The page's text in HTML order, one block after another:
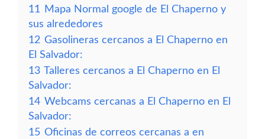
11
Mapa Normal google de El Chaperno y
sus alrededores
12 Gasolineras cercanos a El Chaperno en
El Salvador:
13 Talleres cercanos a El Chaperno en El
Salvador:
14 Webcams cercanas a El Chaperno en El
Salvador:
15 Oficinas de correos cercanas a en